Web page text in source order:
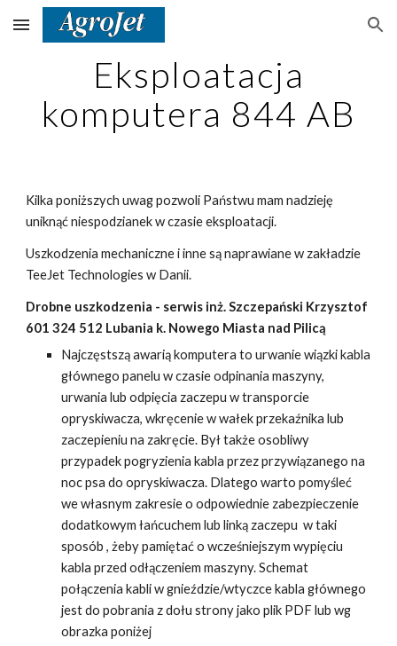
Skip to main content Skip to navigation
Eksploatacja
komputera 844 AB
Kilka poniższych uwag pozwoli Państwu mam nadzieję
uniknąć niespodzianek w czasie eksploatacji.
Uszkodzenia mechaniczne i inne są naprawiane w zakładzie
TeeJet Technologies w Danii.
Drobne uszkodzenia - serwis inż. Szczepański Krzysztof
601 324 512 Lubania k. Nowego Miasta nad Pilicą
Najczęstszą awarią komputera to urwanie wiązki kabla
głównego panelu w czasie odpinania maszyny,
urwania lub odpięcia zaczepu w transporcie
opryskiwacza, wkręcenie w wałek przekaźnika lub
zaczepieniu na zakręcie. Był także osobliwy
przypadek pogryzienia kabla przez przywiązanego na
noc psa do opryskiwacza. Dlatego warto pomyśleć
we własnym zakresie o odpowiednie zabezpieczenie
dodatkowym łańcuchem lub linką zaczepu w taki
sposób , żeby pamiętać o wcześniejszym wypięciu
kabla przed odłączeniem maszyny. Schemat
połączenia kabli w gnieździe/wtyczce kabla głównego
jest do pobrania z dołu strony jako plik PDF lub wg
obrazka poniżej